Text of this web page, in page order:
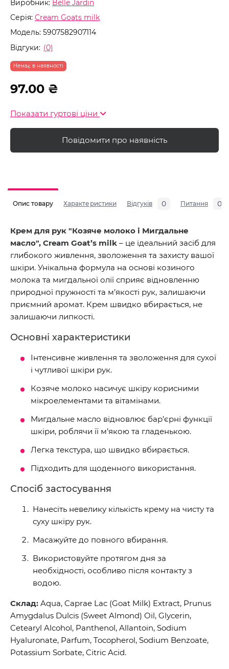
Виробник: Belle Jardin
Серія: Cream Goats milk
Модель: 5907582907114
Відгуки: (0)
Немає в наявності
97.00 ₴
Показати гуртові ціни
Повідомити про наявність
Опис товару Характеристики Відгуків 0 Питання 0
Крем для рук "Козяче молоко і Мигдальне
масло", Cream Goat’s milk – це ідеальний засіб для
глибокого живлення, зволоження та захисту вашої
шкіри. Унікальна формула на основі козиного
молока та мигдальної олії сприяє відновленню
природної пружності та м’якості рук, залишаючи
приємний аромат. Крем швидко вбирається, не
залишаючи липкості.
Основні характеристики
Інтенсивне живлення та зволоження для сухої
і чутливої шкіри рук.
Козяче молоко насичує шкіру корисними
мікроелементами та вітамінами.
Мигдальне масло відновлює бар’єрні функції
шкіри, роблячи її м’якою та гладенькою.
Легка текстура, що швидко вбирається.
Підходить для щоденного використання.
Спосіб застосування
Нанесіть невелику кількість крему на чисту та
суху шкіру рук.
Масажуйте до повного вбирання.
Використовуйте протягом дня за
необхідності, особливо після контакту з
водою.
Склад: Aqua, Caprae Lac (Goat Milk) Extract, Prunus
Amygdalus Dulcis (Sweet Almond) Oil, Glycerin,
Cetearyl Alcohol, Panthenol, Allantoin, Sodium
Hyaluronate, Parfum, Tocopherol, Sodium Benzoate,
Potassium Sorbate, Citric Acid.